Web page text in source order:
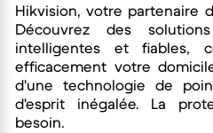
Hikvision, votre partenaire
Découvrez des
intelligentes et fiables,
efficacement votre
d'une technologie de
d'esprit inégalée. La
besoin.